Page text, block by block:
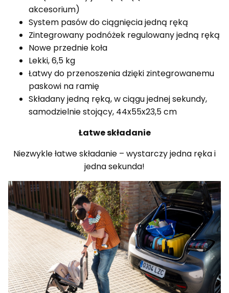
akcesorium)
System pasów do ciągnięcia jedną ręką
Zintegrowany podnóżek regulowany jedną ręką
Nowe przednie koła
Lekki, 6,5 kg
Łatwy do przenoszenia dzięki zintegrowanemu
paskowi na ramię
Składany jedną ręką, w ciągu jednej sekundy,
samodzielnie stojący, 44x55x23,5 cm
Łatwe składanie
Niezwykle łatwe składanie – wystarczy jedna ręka i
jedna sekunda!